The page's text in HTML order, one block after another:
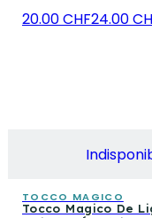
20.00 CHF24.00
TOCCO MAGICO
Tocco Magico De